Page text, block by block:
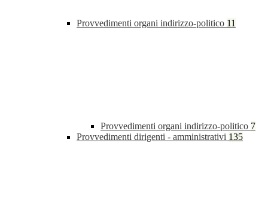
Provvedimenti organi indirizzo-politico 11
Provvedimenti organi indirizzo-politico 7
Provvedimenti dirigenti - amministrativi 135